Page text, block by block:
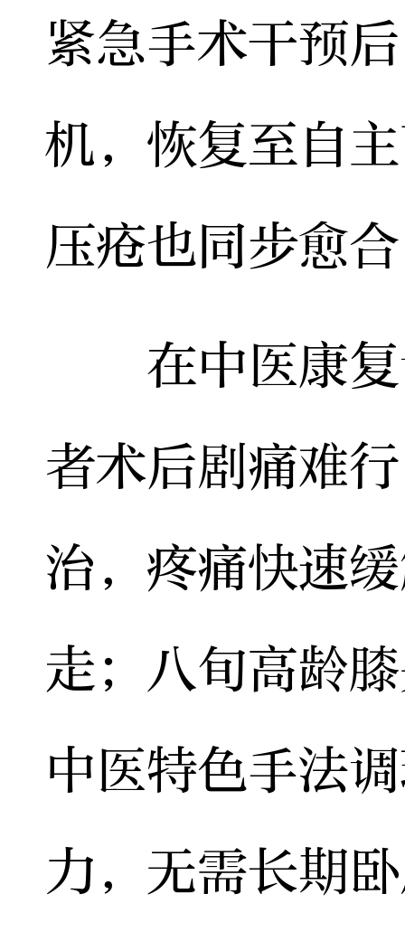
紧急手术干预
机，恢复至自
压疮也同步愈
在中医康复
者术后剧痛难
治，疼痛快速
走；八旬高龄
中医特色手法
力，无需长期